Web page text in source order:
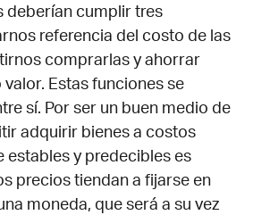
deberían cumplir tres
referencia del costo de las
comprarlas y ahorrar
Estas funciones se
sí. Por ser un buen medio de
adquirir bienes a costos
estables y predecibles es
precios tiendan a fijarse en
moneda, que será a su vez